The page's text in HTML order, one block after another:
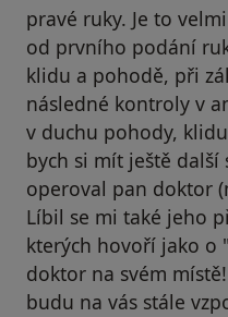
pravé ruky. Je to
od prvního podání
klidu a pohodě, při
následné kontroly v
v duchu pohody,
bych si mít ještě další
operoval pan doktor
Líbil se mi také jeho
kterých hovoří jako o
doktor na svém
budu na vás stále